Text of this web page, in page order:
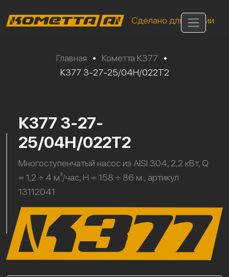
Сделано для России
Главная • Кометта К377
•
К377 3-27-25/04Н/022Т2
К377 3-27-
25/04Н/022Т2
Многоступенчатый насос из AISI 304, 2,2 кВт, Q
= 1,2 ÷ 4 м³/час, H = 158 ÷ 86 м., артикул
13112041